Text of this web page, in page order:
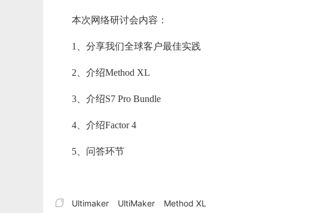
本次网络研讨会内容：
1、分享我们全球客户最佳实践
2、介绍Method XL
3、介绍S7 Pro Bundle
4、介绍Factor 4
5、问答环节
 Ultimaker UltiMaker Method XL